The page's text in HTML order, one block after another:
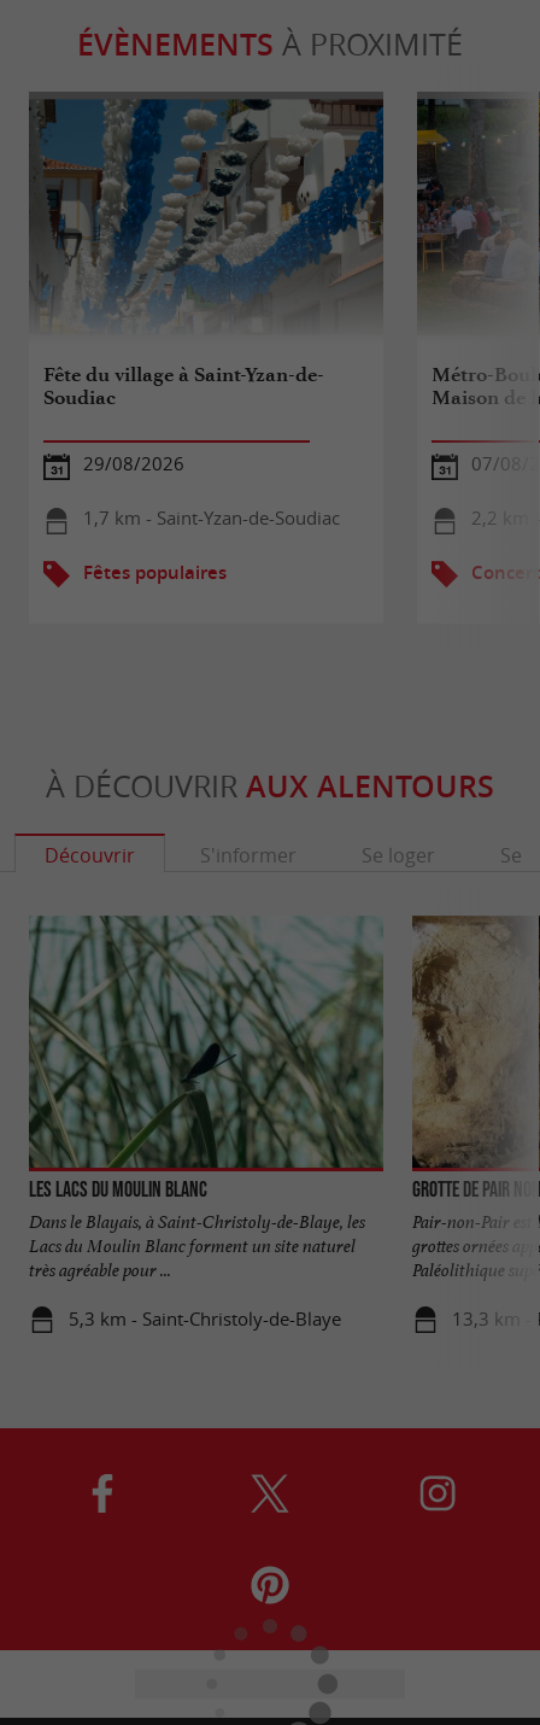
ÉVÈNEMENTS À PROXIMITÉ
Fête du village à Saint-Yzan-de-
Soudiac
29/08/2026
1,7 km - Saint-Yzan-de-Soudiac
Fêtes populaires
Métro-
Maison de
07/08/
2,2 km
À DÉCOUVRIR AUX ALENTOURS
Découvrir S'informer Se loger Se
Les Lacs du Moulin Blanc
Dans le Blayais, à Saint-Christoly-de-Blaye, les
Lacs du Moulin Blanc forment un site naturel
très agréable pour ...
5,3 km - Saint-Christoly-de-Blaye
Grotte de Pair
Pair-non-Pair est
grottes ornées
Paléolithique
13,3 km -